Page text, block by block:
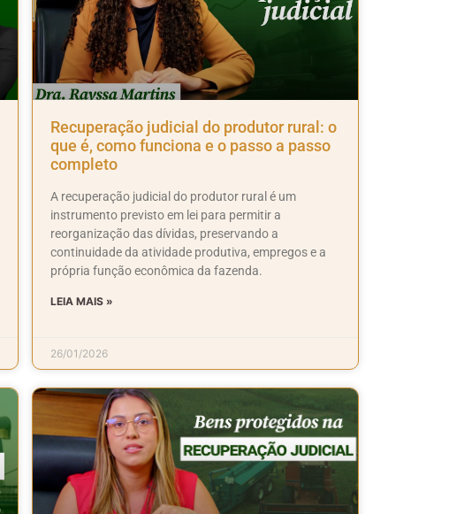
Recuperação judicial do produtor rural: o
que é, como funciona e o passo a passo
completo
A recuperação judicial do produtor rural é um
instrumento previsto em lei para permitir a
reorganização das dívidas, preservando a
continuidade da atividade produtiva, empregos e a
própria função econômica da fazenda.
LEIA MAIS »
26/01/2026